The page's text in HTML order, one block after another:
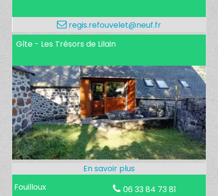
regis.refouvelet@neuf.fr
Gîte - Les Trésors de Lilain
Fouilloux 06 33 84 73 81